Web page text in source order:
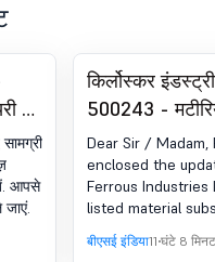
का
आपसे
किर्लोस्कर
500243 -
अपडेट.
Dear Sir / Madam,
enclosed the
Ferrous Industries
listed material
Company. आपसे
रिकॉर्ड पर लें.
बीएसई इंडिया11 घंटे 8